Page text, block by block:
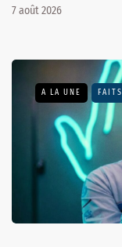
7 août 2026
A LA UNE